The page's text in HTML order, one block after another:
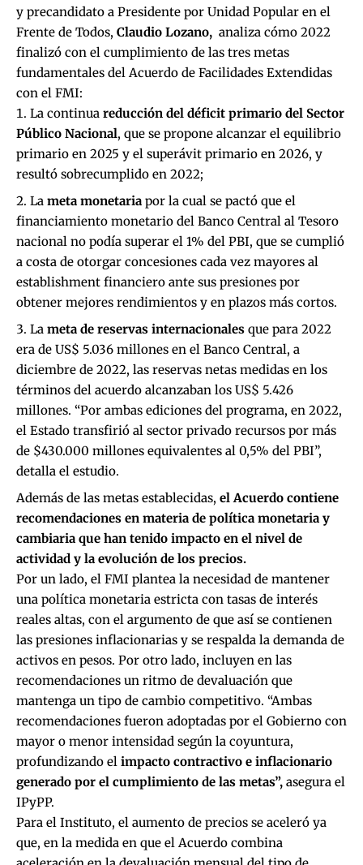
y precandidato a Presidente por Unidad Popular en el
Frente de Todos, Claudio Lozano, analiza cómo 2022
finalizó con el cumplimiento de las tres metas
fundamentales del Acuerdo de Facilidades Extendidas
con el FMI:
La continua reducción del déficit primario del Sector
Público Nacional, que se propone alcanzar el equilibrio
primario en 2025 y el superávit primario en 2026, y
resultó sobrecumplido en 2022;
La meta monetaria por la cual se pactó que el
financiamiento monetario del Banco Central al Tesoro
nacional no podía superar el 1% del PBI, que se cumplió
a costa de otorgar concesiones cada vez mayores al
establishment financiero ante sus presiones por
obtener mejores rendimientos y en plazos más cortos.
La meta de reservas internacionales que para 2022
era de US$ 5.036 millones en el Banco Central, a
diciembre de 2022, las reservas netas medidas en los
términos del acuerdo alcanzaban los US$ 5.426
millones. “Por ambas ediciones del programa, en 2022,
el Estado transfirió al sector privado recursos por más
de $430.000 millones equivalentes al 0,5% del PBI”,
detalla el estudio.
Además de las metas establecidas, el Acuerdo contiene
recomendaciones en materia de política monetaria y
cambiaria que han tenido impacto en el nivel de
actividad y la evolución de los precios.
Por un lado, el FMI plantea la necesidad de mantener
una política monetaria estricta con tasas de interés
reales altas, con el argumento de que así se contienen
las presiones inflacionarias y se respalda la demanda de
activos en pesos. Por otro lado, incluyen en las
recomendaciones un ritmo de devaluación que
mantenga un tipo de cambio competitivo. “Ambas
recomendaciones fueron adoptadas por el Gobierno con
mayor o menor intensidad según la coyuntura,
profundizando el impacto contractivo e inflacionario
generado por el cumplimiento de las metas”, asegura el
IPyPP.
Para el Instituto, el aumento de precios se aceleró ya
que, en la medida en que el Acuerdo combina